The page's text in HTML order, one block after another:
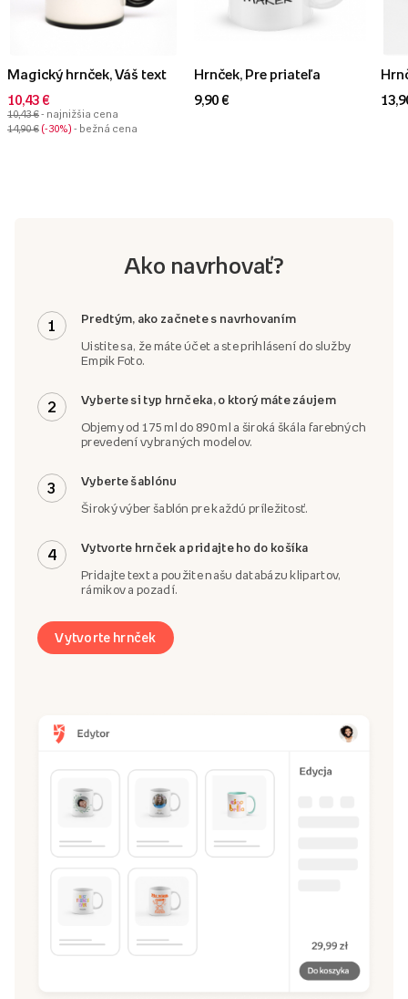
Magický hrnček, Váš text
10,43 €
10,43 €- najnižšia cena
14,90 € -30% - bežná cena
Hrnček, Pre priateľa
9,90 €
Ako navrhovať?
1 Predtým, ako začnete s navrhovaním
Uistite sa, že máte účet a ste prihlásení do služby
Empik Foto.
2 Vyberte si typ hrnčeka, o ktorý máte záujem
Objemy od 175 ml do 890 ml a široká škála farebných
prevedení vybraných modelov.
3 Vyberte šablónu
Široký výber šablón pre každú príležitosť.
4 Vytvorte hrnček a pridajte ho do košíka
Pridajte text a použite našu databázu klipartov,
rámikov a pozadí.
Vytvorte hrnček